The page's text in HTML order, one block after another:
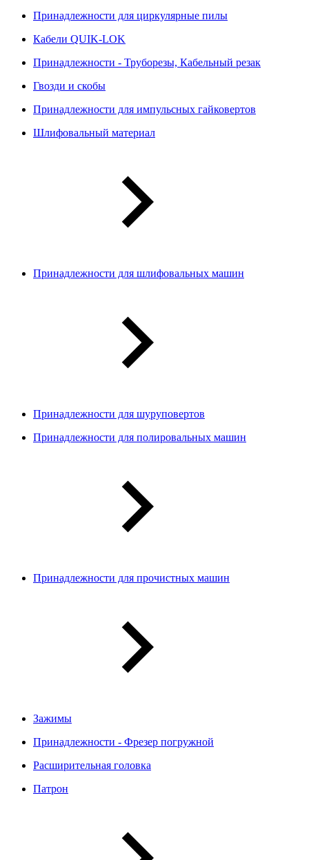
Принадлежности для циркулярные пилы
Кабели QUIK-LOK
Принадлежности - Труборезы, Кабельный резак
Гвозди и скобы
Принадлежности для импульсных гайковертов
Шлифовальный материал
Принадлежности для шлифовальных машин
Принадлежности для шуруповертов
Принадлежности для полировальных машин
Принадлежности для прочистных машин
Зажимы
Принадлежности - Фрезер погружной
Расширительная головка
Патрон